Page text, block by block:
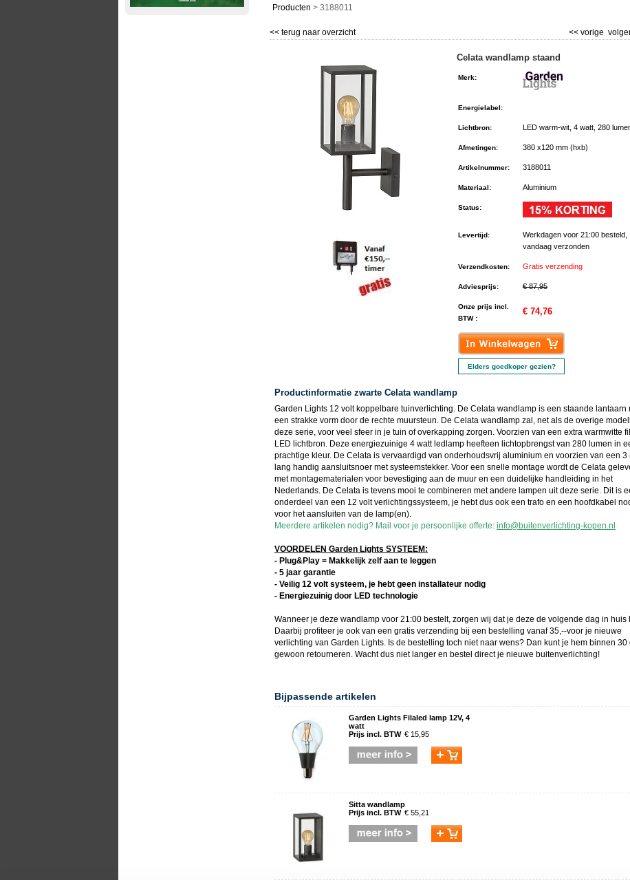
Producten > 3188011
<< terug naar overzicht << vorige
Celata wandlamp staand
Merk:
Energielabel:
Lichtbron: LED warm-wit, 4 watt, 280
Afmetingen: 380 x120 mm (hxb)
Artikelnummer: 3188011
Materiaal: Aluminium
Status:
Levertijd:
Werkdagen voor 21:00 besteld,
vandaag verzonden
Verzendkosten: Gratis verzending
Adviesprijs: € 87,95
Onze prijs incl.
BTW :
€ 74,76
Elders goedkoper gezien?
Productinformatie zwarte Celata wandlamp
Garden Lights 12 volt koppelbare tuinverlichting. De Celata wandlamp is een staande lantaarn
een strakke vorm door de rechte muursteun. De Celata wandlamp zal, net als de overige
deze serie, voor veel sfeer in je tuin of overkapping zorgen. Voorzien van een extra warmwitte
LED lichtbron. Deze energiezuinige 4 watt ledlamp heefteen lichtopbrengst van 280 lumen in
prachtige kleur. De Celata is vervaardigd van onderhoudsvrij aluminium en voorzien van een 3
lang handig aansluitsnoer met systeemstekker. Voor een snelle montage wordt de Celata
met montagematerialen voor bevestiging aan de muur en een duidelijke handleiding in het
Nederlands. De Celata is tevens mooi te combineren met andere lampen uit deze serie. Dit is
onderdeel van een 12 volt verlichtingssysteem, je hebt dus ook een trafo en een hoofdkabel
voor het aansluiten van de lamp(en).
Meerdere artikelen nodig? Mail voor je persoonlijke offerte: info@buitenverlichting-kopen.nl
VOORDELEN Garden Lights SYSTEEM:
- Plug&Play = Makkelijk zelf aan te leggen
- 5 jaar garantie
- Veilig 12 volt systeem, je hebt geen installateur nodig
- Energiezuinig door LED technologie
Wanneer je deze wandlamp voor 21:00 bestelt, zorgen wij dat je deze de volgende dag in huis
Daarbij profiteer je ook van een gratis verzending bij een bestelling vanaf 35,--voor je nieuwe
verlichting van Garden Lights. Is de bestelling toch niet naar wens? Dan kunt je hem binnen 30
gewoon retourneren. Wacht dus niet langer en bestel direct je nieuwe buitenverlichting!
Bijpassende artikelen
Garden Lights Filaled lamp 12V, 4
watt
Prijs incl. BTW € 15,95
Sitta wandlamp
Prijs incl. BTW € 55,21